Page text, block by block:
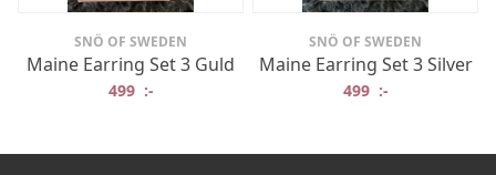
SNÖ OF SWEDEN
Maine Earring Set 3 Guld
499 :-
SNÖ OF SWEDEN
Maine Earring Set 3 Silver
499 :-